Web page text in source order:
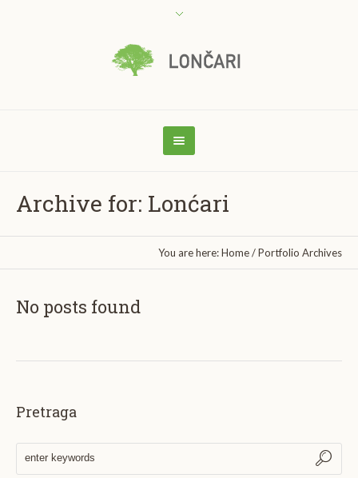
Archive for: Lonćari
You are here:Home/Portfolio Archives
No posts found
Pretraga